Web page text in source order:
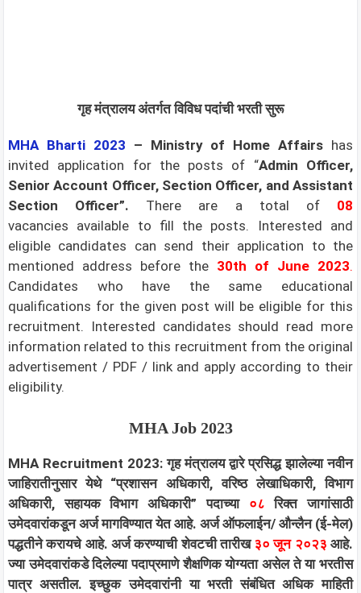
गृह मंत्रालय अंतर्गत विविध पदांची भरती सुरू
MHA Bharti 2023 – Ministry of Home Affairs has
invited application for the posts of “Admin Officer,
Senior Account Officer, Section Officer, and Assistant
Section Officer”. There are a total of 08
vacancies available to fill the posts. Interested and
eligible candidates can send their application to the
mentioned address before the 30th of June 2023.
Candidates who have the same educational
qualifications for the given post will be eligible for this
recruitment. Interested candidates should read more
information related to this recruitment from the original
advertisement / PDF / link and apply according to their
eligibility.
MHA Job 2023
MHA Recruitment 2023: गृह मंत्रालय द्वारे प्रसिद्ध झालेल्या नवीन
जाहिरातीनुसार येथे “प्रशासन अधिकारी, वरिष्ठ लेखाधिकारी, विभाग
अधिकारी, सहायक विभाग अधिकारी” पदाच्या ०८रिक्त जागांसाठी
उमेदवारांकडून अर्ज मागविण्यात येत आहे. अर्ज ऑफलाईन/ औन्लैन (ई-मेल)
पद्धतीने करायचे आहे. अर्ज करण्याची शेवटची तारीख३० जून २०२३ आहे.
ज्या उमेदवारांकडे दिलेल्या पदाप्रमाणे शैक्षणिक योग्यता असेल ते या भरतीस
पात्र असतील. इच्छुक उमेदवारांनी या भरती संबंधित अधिक माहिती